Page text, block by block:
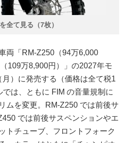
全て見る（7枚）
両「RM-Z250（94万6,000
109万8,900円）」の2027年モ
）に発売する（価格は全て税1
は、ともに FIM の音量規制に
ムを変更。RM-Z250 では前後サ
では前後サスペンションやエ
トチューブ、フロントフォーク